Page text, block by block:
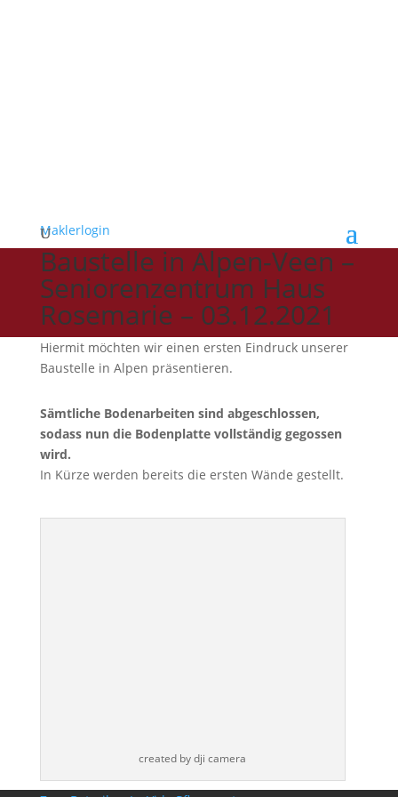
Maklerlogin
Baustelle in Alpen-Veen –
Seniorenzentrum Haus
Rosemarie – 03.12.2021
Hiermit möchten wir einen ersten Eindruck unserer
Baustelle in Alpen präsentieren.
Sämtliche Bodenarbeiten sind abgeschlossen,
sodass nun die Bodenplatte vollständig gegossen
wird.
In Kürze werden bereits die ersten Wände gestellt.
created by dji camera